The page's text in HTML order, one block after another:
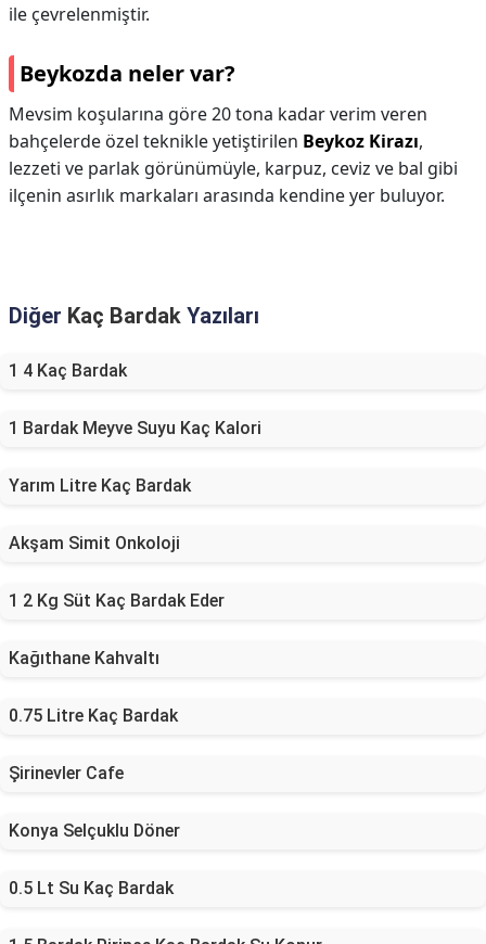
ile çevrelenmiştir.
Beykozda neler var?
Mevsim koşularına göre 20 tona kadar verim veren
bahçelerde özel teknikle yetiştirilen Beykoz Kirazı,
lezzeti ve parlak görünümüyle, karpuz, ceviz ve bal gibi
ilçenin asırlık markaları arasında kendine yer buluyor.
Diğer Kaç Bardak Yazıları
1 4 Kaç Bardak
1 Bardak Meyve Suyu Kaç Kalori
Yarım Litre Kaç Bardak
Akşam Simit Onkoloji
1 2 Kg Süt Kaç Bardak Eder
Kağıthane Kahvaltı
0.75 Litre Kaç Bardak
Şirinevler Cafe
Konya Selçuklu Döner
0.5 Lt Su Kaç Bardak